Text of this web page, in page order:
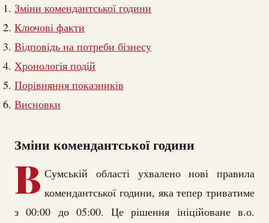
Зміни комендантської години
Ключові факти
Відповідь на потреби бізнесу
Хронологія подій
Порівняння показників
Висновки
Зміни комендантської години
В Сумській області ухвалено нові правила
комендантської години, яка тепер триватиме
з 00:00 до 05:00. Це рішення ініційоване в.о.